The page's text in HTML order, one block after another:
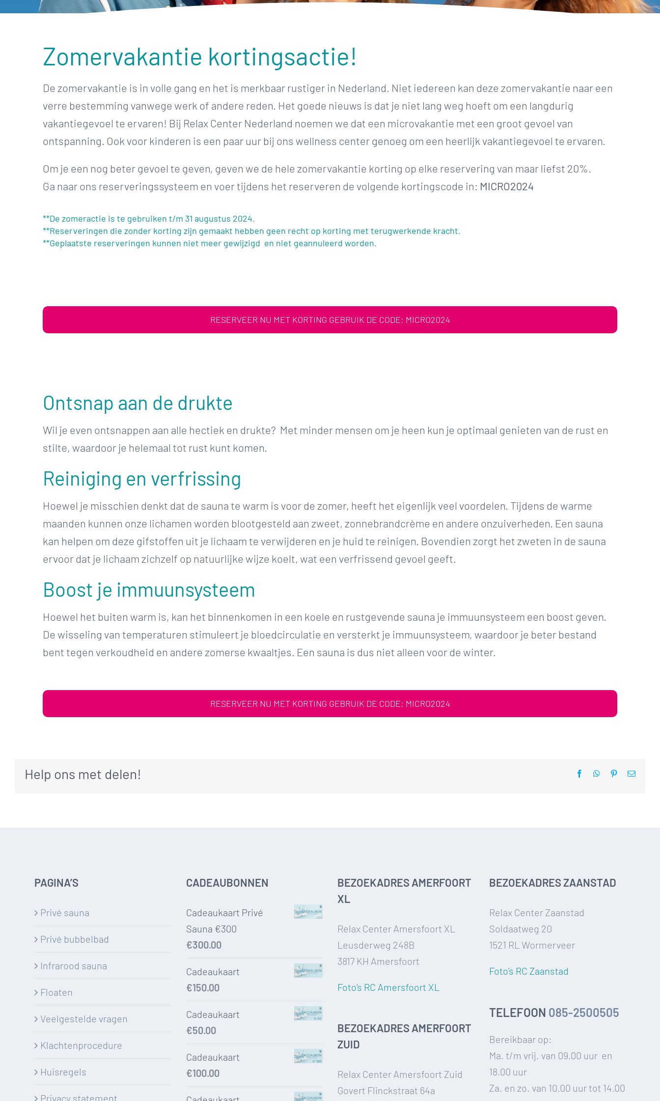
Zomervakantie kortingsactie!
De zomervakantie is in volle gang en het is merkbaar rustiger in Nederland. Niet iedereen kan deze zomervakantie naar een
verre bestemming vanwege werk of andere reden. Het goede nieuws is dat je niet lang weg hoeft om een langdurig
vakantiegevoel te ervaren! Bij Relax Center Nederland noemen we dat een microvakantie met een groot gevoel van
ontspanning. Ook voor kinderen is een paar uur bij ons wellness center genoeg om een heerlijk vakantiegevoel te ervaren.
Om je een nog beter gevoel te geven, geven we de hele zomervakantie korting op elke reservering van maar liefst 20%.
Ga naar ons reserveringssysteem en voer tijdens het reserveren de volgende kortingscode in: MICRO2024
**De zomeractie is te gebruiken t/m 31 augustus 2024.
**Reserveringen die zonder korting zijn gemaakt hebben geen recht op korting met terugwerkende kracht.
**Geplaatste reserveringen kunnen niet meer gewijzigd en niet geannuleerd worden.
RESERVEER NU MET KORTING GEBRUIK DE CODE: MICRO2024
Ontsnap aan de drukte
Wil je even ontsnappen aan alle hectiek en drukte? Met minder mensen om je heen kun je optimaal genieten van de rust en
stilte, waardoor je helemaal tot rust kunt komen.
Reiniging en verfrissing
Hoewel je misschien denkt dat de sauna te warm is voor de zomer, heeft het eigenlijk veel voordelen. Tijdens de warme
maanden kunnen onze lichamen worden blootgesteld aan zweet, zonnebrandcrème en andere onzuiverheden. Een sauna
kan helpen om deze gifstoffen uit je lichaam te verwijderen en je huid te reinigen. Bovendien zorgt het zweten in de sauna
ervoor dat je lichaam zichzelf op natuurlijke wijze koelt, wat een verfrissend gevoel geeft.
Boost je immuunsysteem
Hoewel het buiten warm is, kan het binnenkomen in een koele en rustgevende sauna je immuunsysteem een boost geven.
De wisseling van temperaturen stimuleert je bloedcirculatie en versterkt je immuunsysteem, waardoor je beter bestand
bent tegen verkoudheid en andere zomerse kwaaltjes. Een sauna is dus niet alleen voor de winter.
RESERVEER NU MET KORTING GEBRUIK DE CODE: MICRO2024
Help ons met delen! FacebookWhatsApp
Pinterest
E-
PAGINA’S
Privé sauna
Privé bubbelbad
Infrarood sauna
Floaten
Veelgestelde vragen
Klachtenprocedure
Huisregels
Privacy statement
CADEAUBONNEN
Cadeaukaart Privé
Sauna €300
€300.00
Cadeaukaart
€150.00
Cadeaukaart
€50.00
Cadeaukaart
€100.00
BEZOEKADRES AMERFOORT
XL
Relax Center Amersfoort XL
Leusderweg 248B
3817 KH Amersfoort
Foto’s RC Amersfoort XL
BEZOEKADRES AMERFOORT
ZUID
Relax Center Amersfoort Zuid
Govert Flinckstraat 64a
BEZOEKADRES ZAANSTAD
Relax Center Zaanstad
Soldaatweg 20
1521 RL Wormerveer
Foto’s RC Zaanstad
TELEFOON 085-2500505
Bereikbaar op:
Ma. t/m vrij. van 09.00 uur en
18.00 uur
Za. en zo. van 10.00 uur tot 14.00